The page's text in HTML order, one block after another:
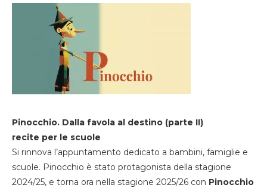
Pinocchio. Dalla favola al destino (parte II)
recite per le scuole
Si rinnova l’appuntamento dedicato a bambini, famiglie e
scuole. Pinocchio è stato protagonista della stagione
2024/25, e torna ora nella stagione 2025/26 con Pinocchio